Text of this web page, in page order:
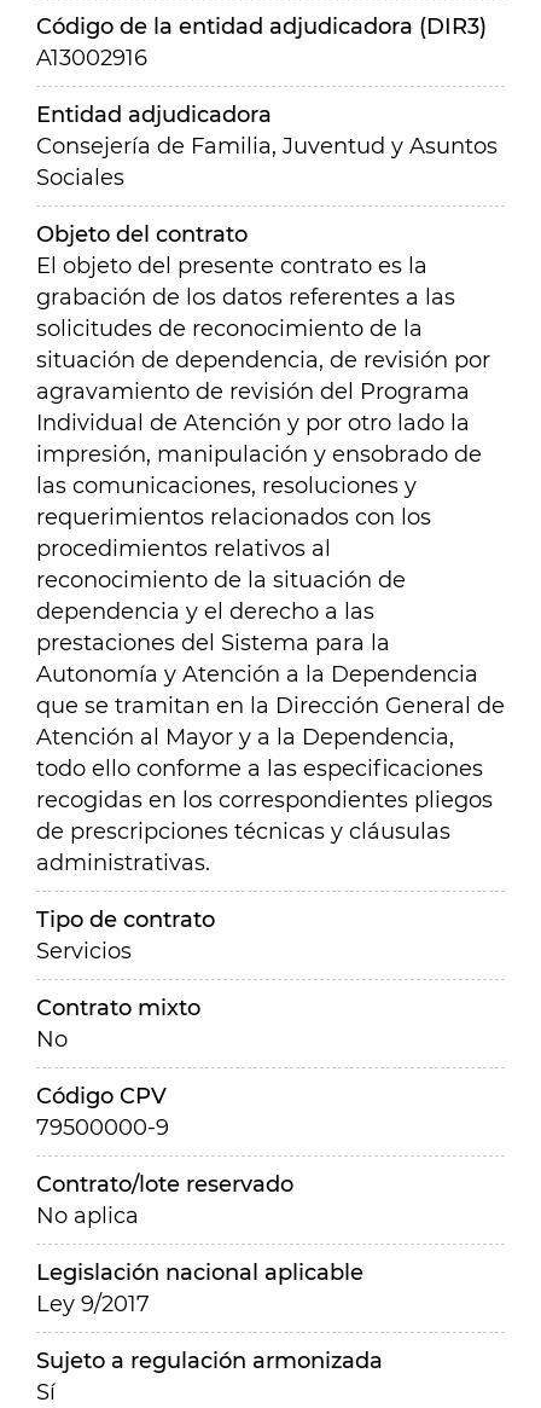
Código de la entidad adjudicadora (DIR3)
A13002916
Entidad adjudicadora
Consejería de Familia, Juventud y Asuntos
Sociales
Objeto del contrato
El objeto del presente contrato es la
grabación de los datos referentes a las
solicitudes de reconocimiento de la
situación de dependencia, de revisión por
agravamiento de revisión del Programa
Individual de Atención y por otro lado la
impresión, manipulación y ensobrado de
las comunicaciones, resoluciones y
requerimientos relacionados con los
procedimientos relativos al
reconocimiento de la situación de
dependencia y el derecho a las
prestaciones del Sistema para la
Autonomía y Atención a la Dependencia
que se tramitan en la Dirección General de
Atención al Mayor y a la Dependencia,
todo ello conforme a las especificaciones
recogidas en los correspondientes pliegos
de prescripciones técnicas y cláusulas
administrativas.
Tipo de contrato
Servicios
Contrato mixto
No
Código CPV
79500000-9
Contrato/lote reservado
No aplica
Legislación nacional aplicable
Ley 9/2017
Sujeto a regulación armonizada
Sí